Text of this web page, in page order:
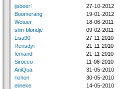
ijsbeer!
27-10-2012
Boomerang
19-01-2012
Wotuer
18-06-2011
slim-blondje
09-02-2011
Lisa90
27-11-2010
Rensdyr
21-11-2010
Iemand
21-11-2010
Sirocco
11-08-2010
AniQua
31-05-2010
richon
30-05-2010
elineke
14-05-2010